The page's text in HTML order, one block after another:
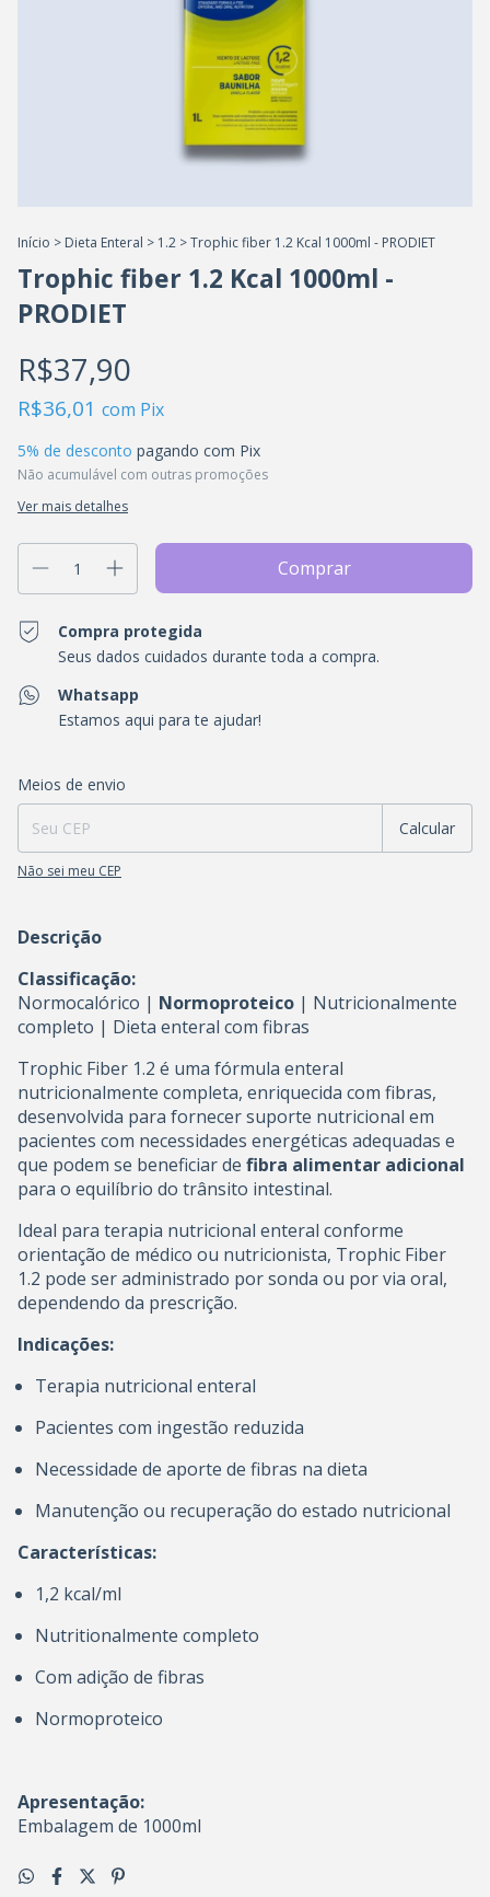
Início > Dieta Enteral > 1.2 >Trophic fiber 1.2 Kcal 1000ml - PRODIET
Trophic fiber 1.2 Kcal 1000ml -
PRODIET
R$37,90
R$36,01 com Pix
5% de desconto pagando com Pix
Não acumulável com outras promoções
Ver mais detalhes
Compra protegida
Seus dados cuidados durante toda a compra.
Whatsapp
Estamos aqui para te ajudar!
Entregas para o CEP:
Meios de envio
Calcular
Não sei meu CEP
Descrição
Classificação:
Normocalórico | Normoproteico | Nutricionalmente
completo | Dieta enteral com fibras
Trophic Fiber 1.2 é uma fórmula enteral
nutricionalmente completa, enriquecida com fibras,
desenvolvida para fornecer suporte nutricional em
pacientes com necessidades energéticas adequadas e
que podem se beneficiar de fibra alimentar adicional
para o equilíbrio do trânsito intestinal.
Ideal para terapia nutricional enteral conforme
orientação de médico ou nutricionista, Trophic Fiber
1.2 pode ser administrado por sonda ou por via oral,
dependendo da prescrição.
Indicações:
Terapia nutricional enteral
Pacientes com ingestão reduzida
Necessidade de aporte de fibras na dieta
Manutenção ou recuperação do estado nutricional
Características:
1,2 kcal/ml
Nutritionalmente completo
Com adição de fibras
Normoproteico
Apresentação:
Embalagem de 1000ml